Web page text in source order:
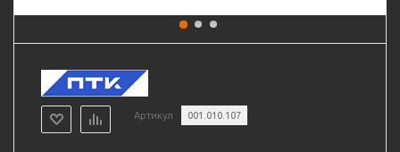
Артикул 001.010.107